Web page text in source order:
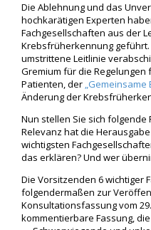
Die Ablehnung und das
hochkarätigen Experten
Fachgesellschaften aus der
Krebsfrüherkennung
umstrittene Leitlinie
Gremium für die
Patienten, der „Gemeinsame
Änderung der
Nun stellen Sie sich folgende
Relevanz hat die
wichtigsten
das erklären? Und wer
Die Vorsitzenden 6 wichtiger
folgendermaßen zur
Konsultationsfassung vom
kommentierbare Fassung,